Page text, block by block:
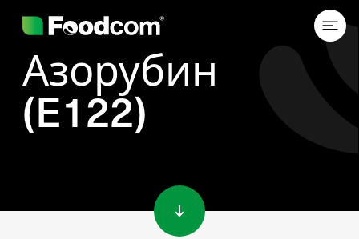
Азорубин
(E122)